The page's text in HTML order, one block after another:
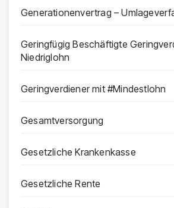
Generationenvertrag –
Geringfügig Beschäftigte
Niedriglohn
Geringverdiener mit #Mindestlohn
Gesamtversorgung
Gesetzliche Krankenkasse
Gesetzliche Rente